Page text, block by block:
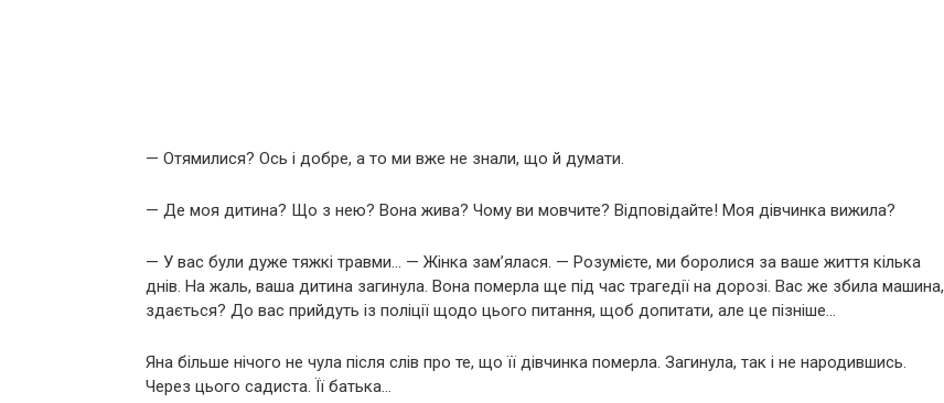
— Отямилися? Ось і добре, а то ми вже не знали, що й думати.
— Де моя дитина? Що з нею? Вона жива? Чому ви мовчите? Відповідайте! Моя дівчинка вижила?
— У вас були дуже тяжкі травми… — Жінка зам’ялася. — Розумієте, ми боролися за ваше життя кілька
днів. На жаль, ваша дитина загинула. Вона померла ще під час трагедії на дорозі. Вас же збила машина,
здається? До вас прийдуть із поліції щодо цього питання, щоб допитати, але це пізніше…
Яна більше нічого не чула після слів про те, що її дівчинка померла. Загинула, так і не народившись.
Через цього садиста. Її батька…